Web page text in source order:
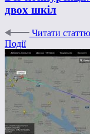
двох шкіл
Читати статтю
Події